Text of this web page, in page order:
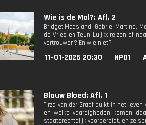
Wie is de Mol?: Afl. 2
Bridget Maasland, Gabriël Martina,
de Vries en Teun Luijkx reizen af
vertrouwen? En wie niet?
11-01-2025 20:30 NPO1
Blauw Bloed: Afl. 1
Tirza van der Graaf duikt in het
en welke vaardigheden komen
staatsrechtelijk voorbereidt, en ze